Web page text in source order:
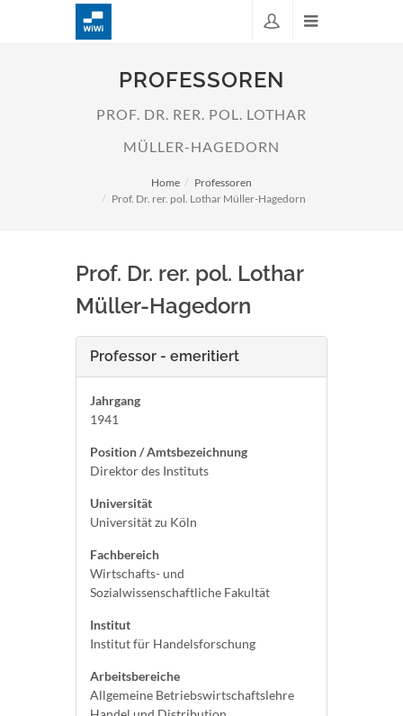
PROFESSOREN
PROF. DR. RER. POL. LOTHAR
MÜLLER-HAGEDORN
Home
Professoren
Prof. Dr. rer. pol. Lothar Müller-Hagedorn
Prof. Dr. rer. pol. Lothar
Müller-Hagedorn
Professor - emeritiert
Jahrgang
1941
Position / Amtsbezeichnung
Direktor des Instituts
Universität
Universität zu Köln
Fachbereich
Wirtschafts- und
Sozialwissenschaftliche Fakultät
Institut
Institut für Handelsforschung
Arbeitsbereiche
Allgemeine Betriebswirtschaftslehre